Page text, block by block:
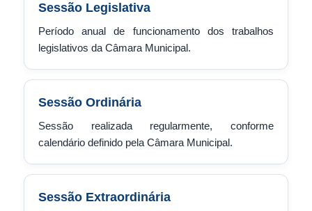
Sessão Legislativa
Período anual de funcionamento dos trabalhos
legislativos da Câmara Municipal.
Sessão Ordinária
Sessão realizada regularmente, conforme
calendário definido pela Câmara Municipal.
Sessão Extraordinária